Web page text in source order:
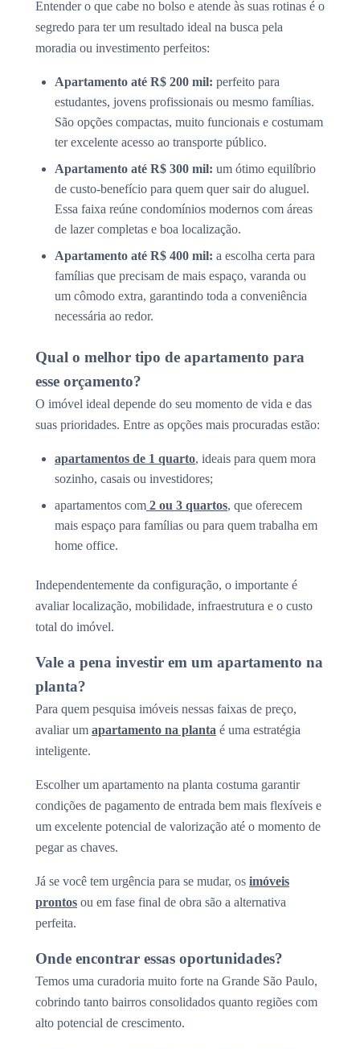
Entender o que cabe no bolso e atende às suas rotinas é o
segredo para ter um resultado ideal na busca pela
moradia ou investimento perfeitos:
Apartamento até R$ 200 mil: perfeito para
estudantes, jovens profissionais ou mesmo famílias.
São opções compactas, muito funcionais e costumam
ter excelente acesso ao transporte público.
Apartamento até R$ 300 mil: um ótimo equilíbrio
de custo-benefício para quem quer sair do aluguel.
Essa faixa reúne condomínios modernos com áreas
de lazer completas e boa localização.
Apartamento até R$ 400 mil: a escolha certa para
famílias que precisam de mais espaço, varanda ou
um cômodo extra, garantindo toda a conveniência
necessária ao redor.
Qual o melhor tipo de apartamento para
esse orçamento?
O imóvel ideal depende do seu momento de vida e das
suas prioridades. Entre as opções mais procuradas estão:
apartamentos de 1 quarto, ideais para quem mora
sozinho, casais ou investidores;
apartamentos com 2 ou 3 quartos, que oferecem
mais espaço para famílias ou para quem trabalha em
home office.
Independentemente da configuração, o importante é
avaliar localização, mobilidade, infraestrutura e o custo
total do imóvel.
Vale a pena investir em um apartamento na
planta?
Para quem pesquisa imóveis nessas faixas de preço,
avaliar um apartamento na planta é uma estratégia
inteligente.
Escolher um apartamento na planta costuma garantir
condições de pagamento de entrada bem mais flexíveis e
um excelente potencial de valorização até o momento de
pegar as chaves.
Já se você tem urgência para se mudar, os imóveis
prontos ou em fase final de obra são a alternativa
perfeita.
Onde encontrar essas oportunidades?
Temos uma curadoria muito forte na Grande São Paulo,
cobrindo tanto bairros consolidados quanto regiões com
alto potencial de crescimento.